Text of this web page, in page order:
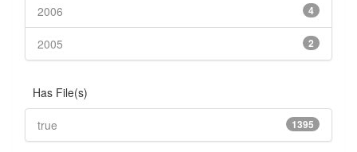
4
2006
2
2005
Has File(s)
1395
true